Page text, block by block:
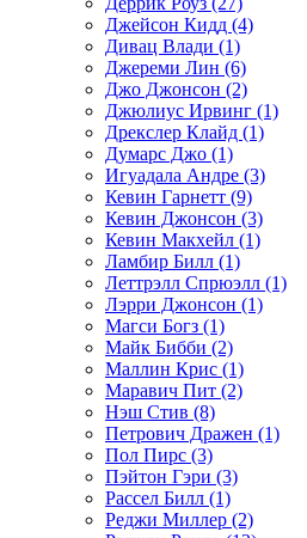
Джейсон Кидд (4)
Дивац Влади (1)
Джереми Лин (6)
Джо Джонсон (2)
Джюлиус Ирвинг (1)
Дрекслер Клайд (1)
Думарс Джо (1)
Игуадала Андре (3)
Кевин Гарнетт (9)
Кевин Джонсон (3)
Кевин Макхейл (1)
Ламбир Билл (1)
Леттрэлл Спрюэлл (1)
Лэрри Джонсон (1)
Магси Богз (1)
Майк Бибби (2)
Маллин Крис (1)
Маравич Пит (2)
Нэш Стив (8)
Петрович Дражен (1)
Пол Пирс (3)
Пэйтон Гэри (3)
Рассел Билл (1)
Реджи Миллер (2)